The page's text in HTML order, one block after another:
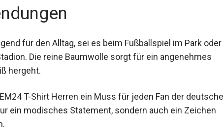
für den Alltag, sei es beim Fußballspiel im Park oder
Die reine Baumwolle sorgt für ein angenehmes
hergeht.
T-Shirt Herren ein Muss für jeden Fan der
ist nicht nur ein modisches Statement, sondern auch
das Team.